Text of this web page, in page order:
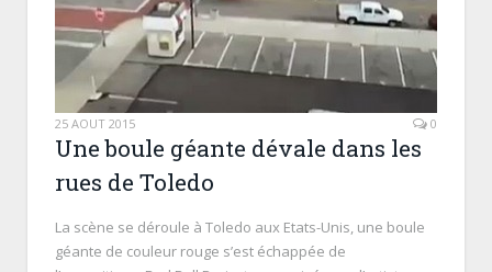
25 AOÛT 2015 0
Une boule géante dévale dans les
rues de Toledo
La scène se déroule à Toledo aux Etats-Unis, une boule
géante de couleur rouge s’est échappée de